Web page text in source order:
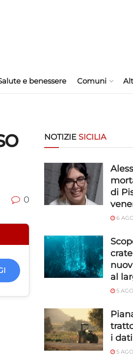
e benessere Comuni
0
NOTIZIE SICILIA
di
6
al
5
i
5